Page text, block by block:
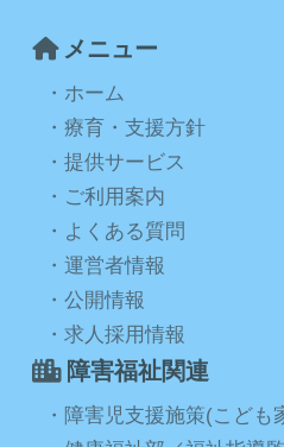
メニュー
・ホーム
・療育・支援方針
・提供サービス
・ご利用案内
・よくある質問
・運営者情報
・公開情報
・求人採用情報
障害福祉関連
・障害児支援施策(こども